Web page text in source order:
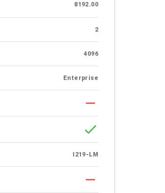
8192.00
2
4096
Enterprise
remove
done
I219-LM
remove